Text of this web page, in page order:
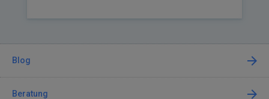
Blog
Beratung